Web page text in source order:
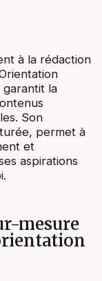
à la rédaction
garantit la
Son
permet à
et
aspirations
mesure